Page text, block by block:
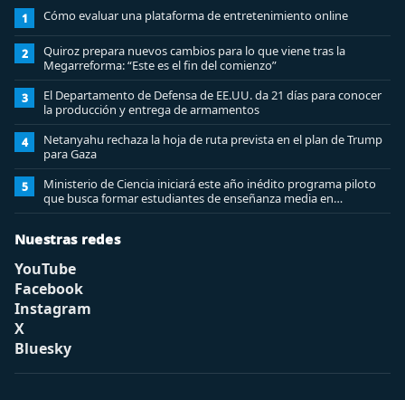
1 Cómo evaluar una plataforma de entretenimiento online
2
Quiroz prepara nuevos cambios para lo que viene tras la
Megarreforma: “Este es el fin del comienzo”
3
El Departamento de Defensa de EE.UU. da 21 días para conocer
la producción y entrega de armamentos
4
Netanyahu rechaza la hoja de ruta prevista en el plan de Trump
para Gaza
5
Ministerio de Ciencia iniciará este año inédito programa piloto
que busca formar estudiantes de enseñanza media en
ciberseguridad
Nuestras redes
YouTube
Facebook
Instagram
X
Bluesky